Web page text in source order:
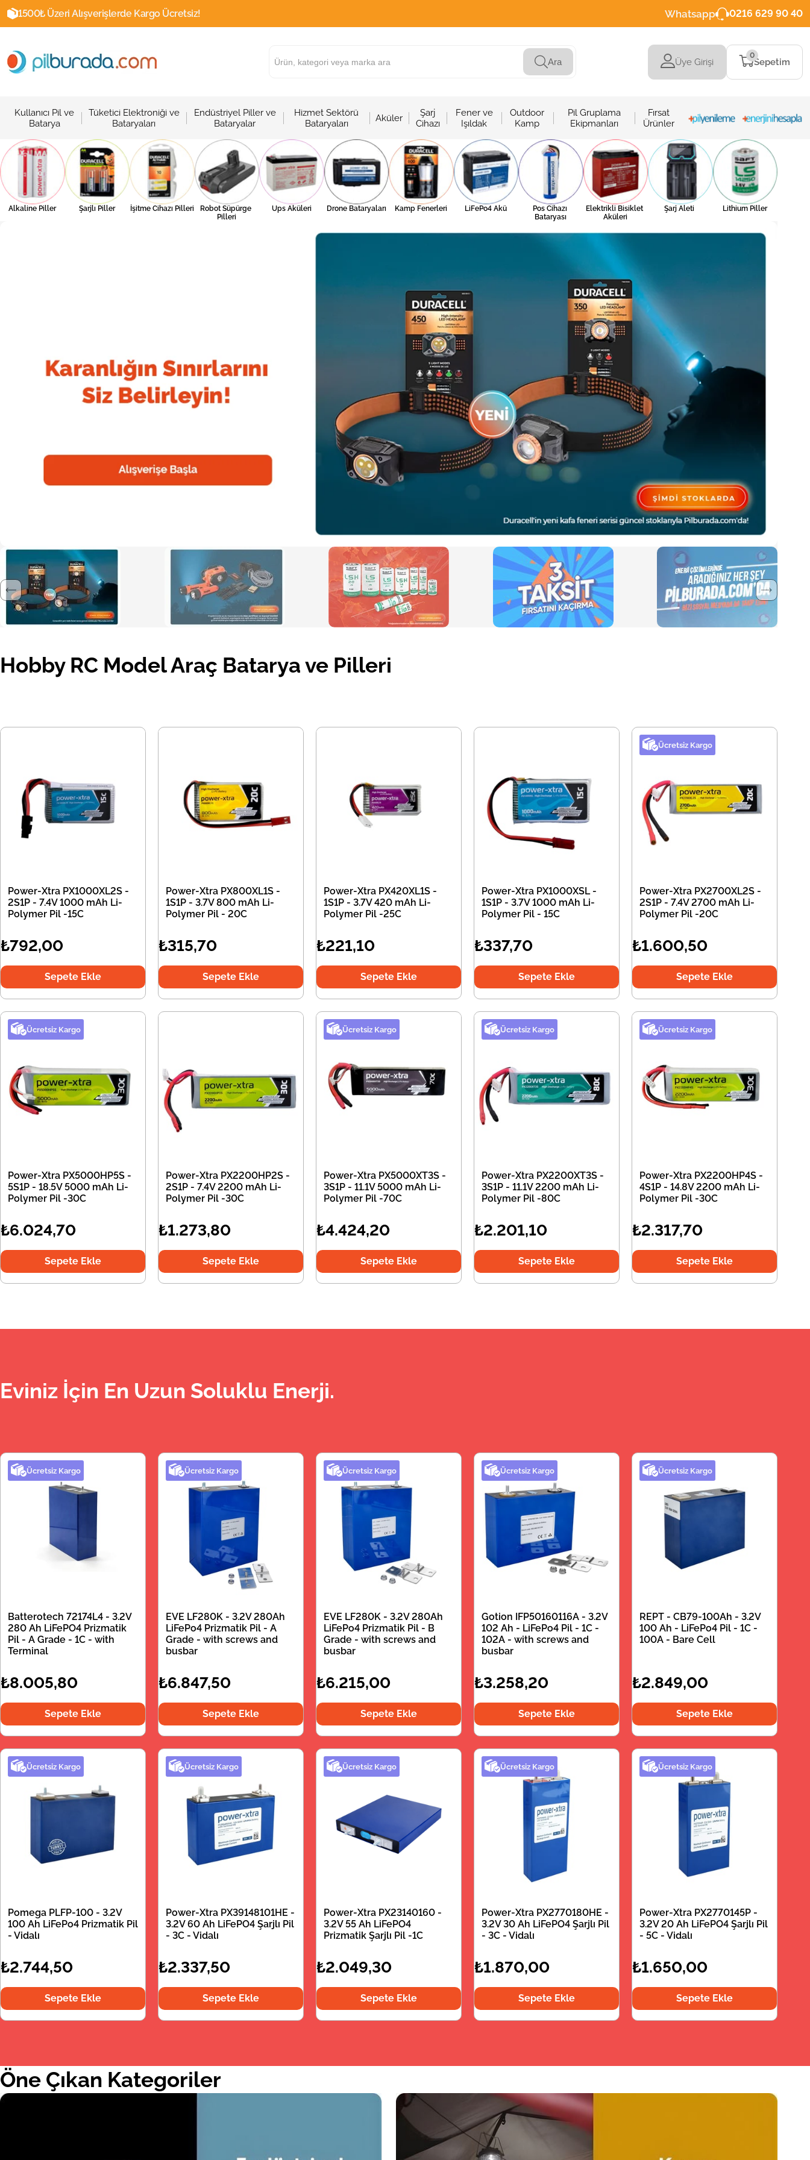
1500₺ Üzeri Alışverişlerde Kargo Ücretsiz! Whatsapp 0216 629 90 40
Ara Üye Girişi Sepetim
0
Kullanıcı Pil ve
Batarya
Tüketici Elektroniği ve
Bataryaları
Endüstriyel Piller ve
Bataryalar
Hizmet Sektörü
Bataryaları
Aküler
Şarj
Cihazı
Fener ve
Işıldak
Outdoor
Kamp
Pil Gruplama
Ekipmanları
Fırsat
Ürünler
Alkaline Piller Şarjlı Piller İşitme Cihazı Pilleri
Robot Süpürge
Pilleri
Ups Aküleri Drone Bataryaları Kamp Fenerleri LiFePo4 Akü
Pos Cihazı
Bataryası
Elektrikli Bisiklet
Aküleri
Şarj Aleti Lithium Piller
Hobby RC Model Araç Batarya ve Pilleri
Power-Xtra PX1000XL2S -
2S1P - 7.4V 1000 mAh Li-
Polymer Pil -15C
₺792,00
Sepete Ekle
Power-Xtra PX800XL1S -
1S1P - 3.7V 800 mAh Li-
Polymer Pil - 20C
₺315,70
Sepete Ekle
Power-Xtra PX420XL1S -
1S1P - 3.7V 420 mAh Li-
Polymer Pil -25C
₺221,10
Sepete Ekle
Power-Xtra PX1000XSL -
1S1P - 3.7V 1000 mAh Li-
Polymer Pil - 15C
₺337,70
Sepete Ekle
Ücretsiz Kargo
Power-Xtra PX2700XL2S -
2S1P - 7.4V 2700 mAh Li-
Polymer Pil -20C
₺1.600,50
Sepete Ekle
Ücretsiz Kargo
Power-Xtra PX5000HP5S -
5S1P - 18.5V 5000 mAh Li-
Polymer Pil -30C
₺6.024,70
Sepete Ekle
Power-Xtra PX2200HP2S -
2S1P - 7.4V 2200 mAh Li-
Polymer Pil -30C
₺1.273,80
Sepete Ekle
Ücretsiz Kargo
Power-Xtra PX5000XT3S -
3S1P - 11.1V 5000 mAh Li-
Polymer Pil -70C
₺4.424,20
Sepete Ekle
Ücretsiz Kargo
Power-Xtra PX2200XT3S -
3S1P - 11.1V 2200 mAh Li-
Polymer Pil -80C
₺2.201,10
Sepete Ekle
Ücretsiz Kargo
Power-Xtra PX2200HP4S -
4S1P - 14.8V 2200 mAh Li-
Polymer Pil -30C
₺2.317,70
Sepete Ekle
Eviniz İçin En Uzun Soluklu Enerji.
Ücretsiz Kargo
Batterotech 72174L4 - 3.2V
280 Ah LiFePO4 Prizmatik
Pil - A Grade - 1C - with
Terminal
₺8.005,80
Sepete Ekle
Ücretsiz Kargo
EVE LF280K - 3.2V 280Ah
LiFePo4 Prizmatik Pil - A
Grade - with screws and
busbar
₺6.847,50
Sepete Ekle
Ücretsiz Kargo
EVE LF280K - 3.2V 280Ah
LiFePo4 Prizmatik Pil - B
Grade - with screws and
busbar
₺6.215,00
Sepete Ekle
Ücretsiz Kargo
Gotion IFP50160116A - 3.2V
102 Ah - LiFePo4 Pil - 1C -
102A - with screws and
busbar
₺3.258,20
Sepete Ekle
Ücretsiz Kargo
REPT - CB79-100Ah - 3.2V
100 Ah - LiFePo4 Pil - 1C -
100A - Bare Cell
₺2.849,00
Sepete Ekle
Ücretsiz Kargo
Pomega PLFP-100 - 3.2V
100 Ah LiFePo4 Prizmatik Pil
- Vidalı
₺2.744,50
Sepete Ekle
Ücretsiz Kargo
Power-Xtra PX39148101HE -
3.2V 60 Ah LiFePO4 Şarjlı Pil
- 3C - Vidalı
₺2.337,50
Sepete Ekle
Ücretsiz Kargo
Power-Xtra PX23140160 -
3.2V 55 Ah LiFePO4
Prizmatik Şarjlı Pil -1C
₺2.049,30
Sepete Ekle
Ücretsiz Kargo
Power-Xtra PX2770180HE -
3.2V 30 Ah LiFePO4 Şarjlı Pil
- 3C - Vidalı
₺1.870,00
Sepete Ekle
Ücretsiz Kargo
Power-Xtra PX2770145P -
3.2V 20 Ah LiFePO4 Şarjlı Pil
- 5C - Vidalı
₺1.650,00
Sepete Ekle
Öne Çıkan Kategoriler